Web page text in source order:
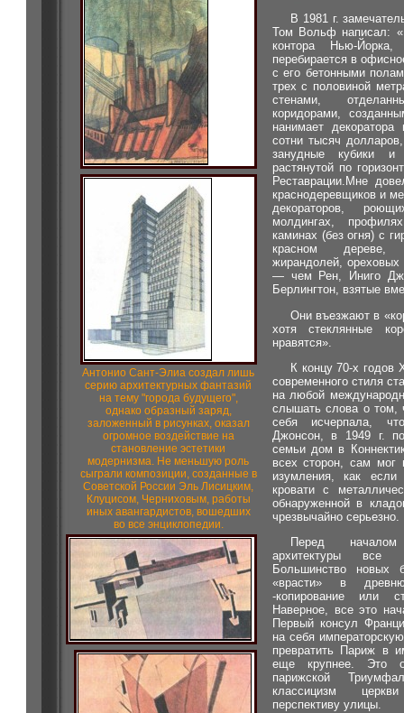
Антонио Сант-Элиа создал лишь
серию архитектурных фантазий
на тему "города будущего",
однако образный заряд,
заложенный в рисунках, оказал
огромное воздействие на
становление эстетики
модернизма. Не меньшую роль
сыграли композиции, созданные в
Советской России Эль Лисицким,
Клуцисом, Черниховым, работы
иных авангардистов, вошедших
во все энциклопедии.
В 1981 г.
Том Вольф написал:
контора Нью-
перебирается в
с его бетонными
трех с половиной
стенами,
коридорами,
нанимает
сотни тысяч
занудные кубики
растянутой по
Реставрации.Мне
краснодеревщиков и
декораторов,
молдингах,
каминах (без огня) с
красном дереве,
жирандолей, ореховых
— чем Рен, Иниго
Берлингтон, взятые
Они въезжают в
хотя стеклянные
нравятся».
К концу 70-х годов
современного стиля
на любой
слышать слова о том,
себя исчерпала,
Джонсон, в 1949 г.
семьи дом в
всех сторон, сам мог
изумления, как
кровати с
обнаруженной в
чрезвычайно серьезно.
Перед началом
архитектуры все
Большинство новых
«врасти» в
-копирование или
Наверное, все это
Первый консул
на себя
превратить Париж в
еще крупнее. Это
парижской
классицизм
перспективу улицы.